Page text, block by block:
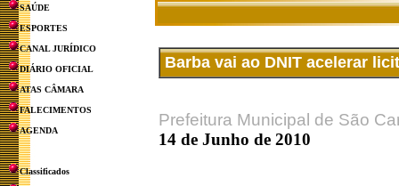
SAÚDE
ESPORTES
CANAL JURÍDICO
DIÁRIO OFICIAL
ATAS CÂMARA
FALECIMENTOS
AGENDA
Classificados
Barba vai ao DNIT acelerar
Prefeitura Municipal de São
14 de Junho de 2010